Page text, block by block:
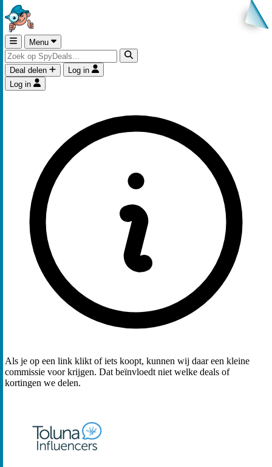
Menu
Deal delen
Log in
Log in
Als je op een link klikt of iets koopt, kunnen wij daar een kleine
commissie voor krijgen. Dat beïnvloedt niet welke deals of
kortingen we delen.